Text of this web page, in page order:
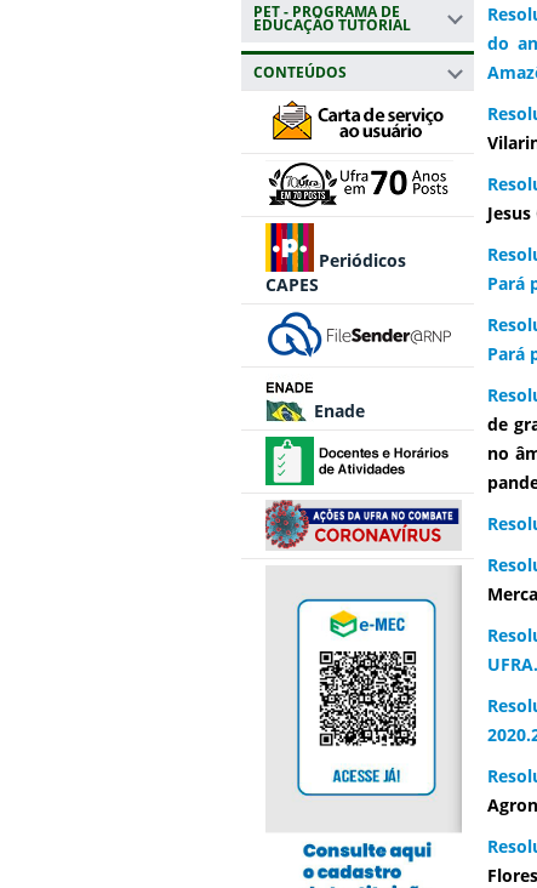
PET - PROGRAMA DE
EDUCAÇÃO TUTORIAL
CONTEÚDOS
Periódicos
CAPES
Enade
do
Pará
Pará
de
no
UFRA.